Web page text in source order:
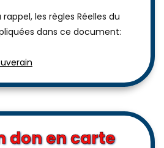
les règles Réelles du
dans ce document:
don en carte